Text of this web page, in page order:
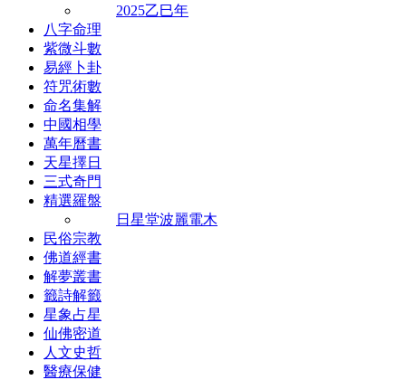
2025乙巳年
八字命理
紫微斗數
易經卜卦
符咒術數
命名集解
中國相學
萬年曆書
天星擇日
三式奇門
精選羅盤
日星堂波麗電木
民俗宗教
佛道經書
解夢叢書
籤詩解籤
星象占星
仙佛密道
人文史哲
醫療保健